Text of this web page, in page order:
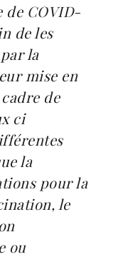
de COVID-
de les
la
mise en
de
ci
la
pour la
le
ou